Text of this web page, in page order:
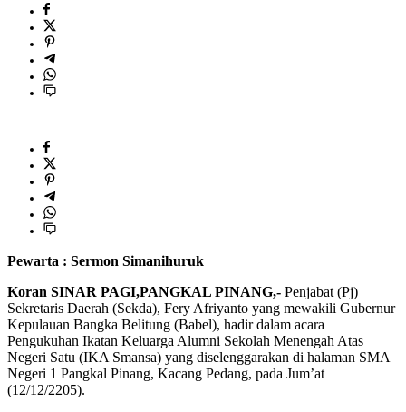
Pewarta : Sermon Simanihuruk
Koran SINAR PAGI,PANGKAL PINANG,- Penjabat (Pj)
Sekretaris Daerah (Sekda), Fery Afriyanto yang mewakili Gubernur
Kepulauan Bangka Belitung (Babel), hadir dalam acara
Pengukuhan Ikatan Keluarga Alumni Sekolah Menengah Atas
Negeri Satu (IKA Smansa) yang diselenggarakan di halaman SMA
Negeri 1 Pangkal Pinang, Kacang Pedang, pada Jum’at
(12/12/2205).